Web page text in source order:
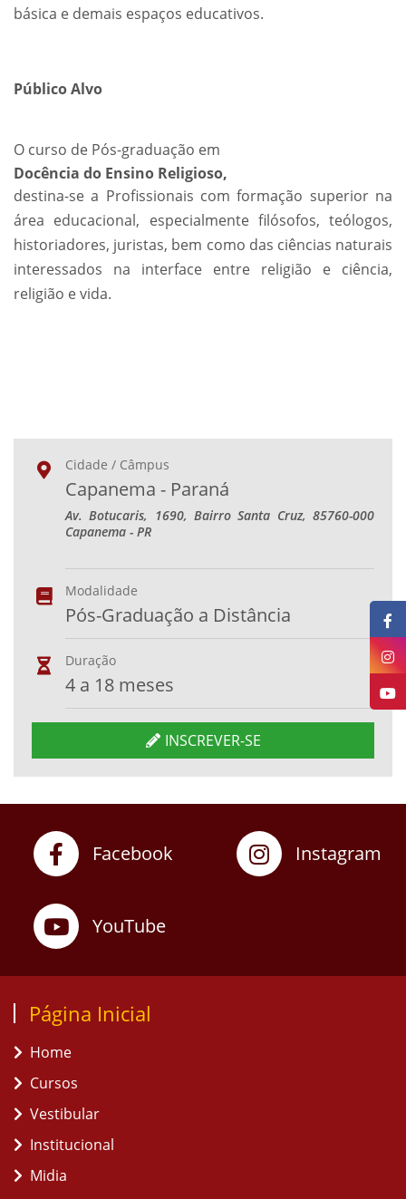
básica e demais espaços educativos.
Público Alvo
O curso de Pós-graduação em
Docência do Ensino Religioso,
destina-se a Profissionais com formação superior na
área educacional, especialmente filósofos, teólogos,
historiadores, juristas, bem como das ciências naturais
interessados na interface entre religião e ciência,
religião e vida.
Cidade / Câmpus
Capanema - Paraná
Av. Botucaris, 1690, Bairro Santa Cruz, 85760-000
Capanema - PR
Modalidade
Pós-Graduação a Distância
Duração
4 a 18 meses
INSCREVER-SE
Facebook Instagram
YouTube
Página Inicial
Home
Cursos
Vestibular
Institucional
Midia